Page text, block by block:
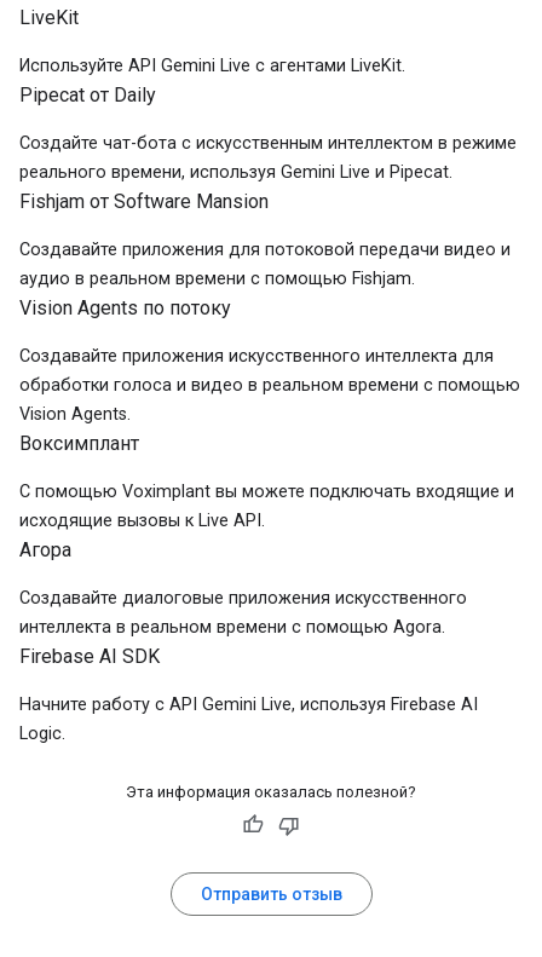
LiveKit
Используйте API Gemini Live с агентами LiveKit.
Pipecat от Daily
Создайте чат-бота с искусственным интеллектом в режиме
реального времени, используя Gemini Live и Pipecat.
Fishjam от Software Mansion
Создавайте приложения для потоковой передачи видео и
аудио в реальном времени с помощью Fishjam.
Vision Agents по потоку
Создавайте приложения искусственного интеллекта для
обработки голоса и видео в реальном времени с помощью
Vision Agents.
Воксимплант
С помощью Voximplant вы можете подключать входящие и
исходящие вызовы к Live API.
Агора
Создавайте диалоговые приложения искусственного
интеллекта в реальном времени с помощью Agora.
Firebase AI SDK
Начните работу с API Gemini Live, используя Firebase AI
Logic.
Эта информация оказалась полезной?
Отправить отзыв